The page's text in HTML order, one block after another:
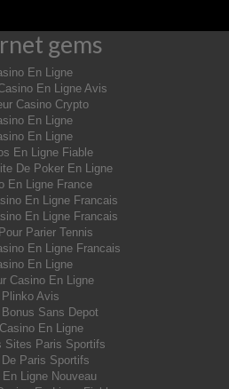
gems
En Ligne
En Ligne Avis
Casino Crypto
En Ligne
En Ligne
En Ligne Fiable
De Poker En Ligne
En Ligne France
En Ligne Francais
En Ligne Francais
Parier Tennis
En Ligne Francais
En Ligne
Casino En Ligne
Plinko Avis
Sans Depot
En Ligne
Sites Paris Sportifs
Paris Sportifs
En Ligne Nouveau